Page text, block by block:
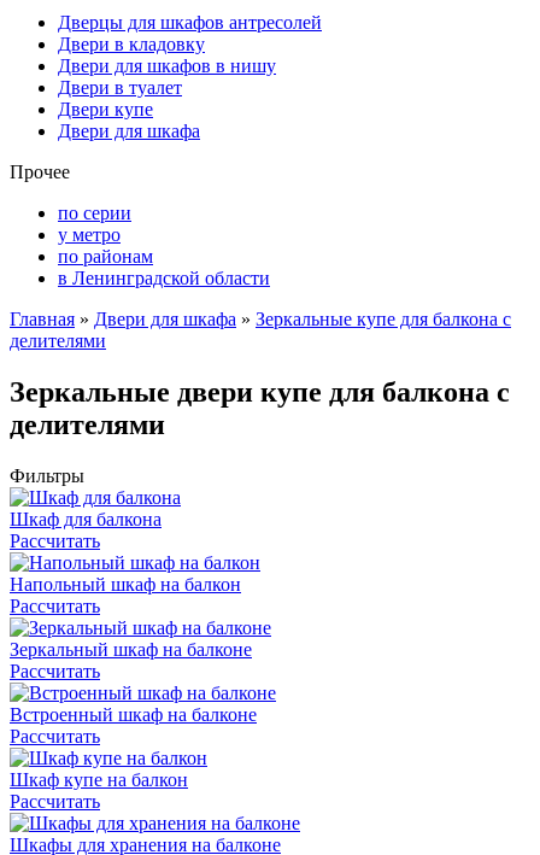
Дверцы для шкафов антресолей
Двери в кладовку
Двери для шкафов в нишу
Двери в туалет
Двери купе
Двери для шкафа
Прочее
по серии
у метро
по районам
в Ленинградской области
Главная » Двери для шкафа » Зеркальные купе для балкона с
делителями
Зеркальные двери купе для балкона с
делителями
Фильтры
Шкаф для балкона
Рассчитать
Напольный шкаф на балкон
Рассчитать
Зеркальный шкаф на балконе
Рассчитать
Встроенный шкаф на балконе
Рассчитать
Шкаф купе на балкон
Рассчитать
Шкафы для хранения на балконе